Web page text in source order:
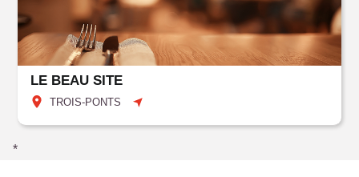
LE BEAU SITE
TROIS-PONTS
*